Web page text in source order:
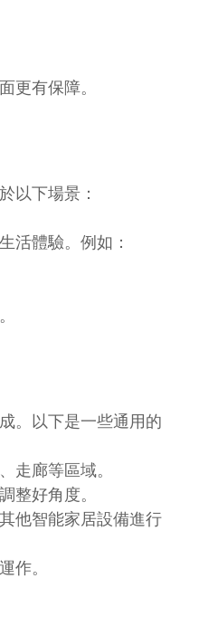
更有保障。
以下場景：
活體驗。例如：
。以下是一些通用的
走廊等區域。
整好角度。
他智能家居設備進行
作。